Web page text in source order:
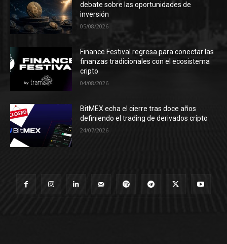
debate sobre las oportunidades de
inversión
05/08/2026
Finance Festival regresa para conectar las
finanzas tradicionales con el ecosistema
cripto
04/08/2026
BitMEX echa el cierre tras doce años
definiendo el trading de derivados cripto
24/07/2026